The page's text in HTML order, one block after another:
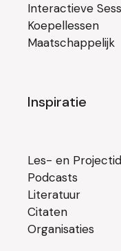
Interactieve
Koepellessen
Maatschappelijk
Inspiratie
Les- en
Podcasts
Literatuur
Citaten
Organisaties